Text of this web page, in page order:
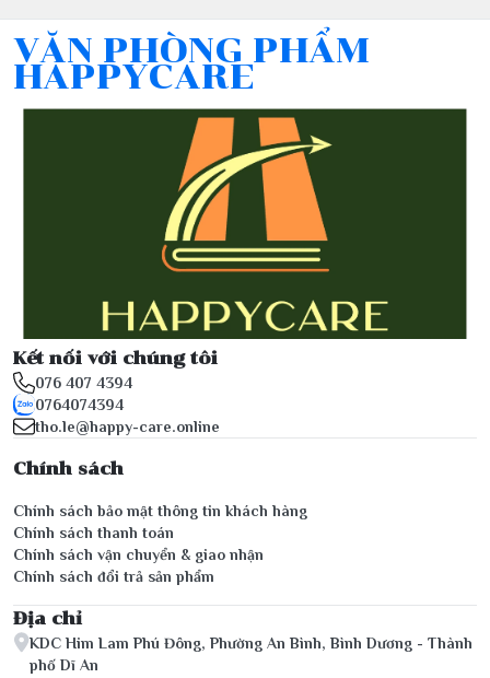
VĂN PHÒNG PHẨM
HAPPYCARE
Kết nối với chúng tôi
076 407 4394
0764074394
tho.le@happy-care.online
Chính sách
Chính sách bảo mật thông tin khách hàng
Chính sách thanh toán
Chính sách vận chuyển & giao nhận
Chính sách đổi trả sản phẩm
Địa chỉ
KDC Him Lam Phú Đông, Phường An Bình, Bình Dương - Thành
phố Dĩ An